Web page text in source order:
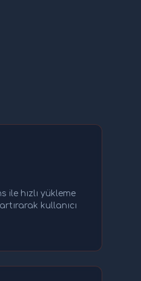
ile hızlı yükleme
kullanıcı